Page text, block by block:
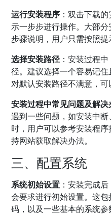
运行安装程序 ：双击下载
示一步步进行操作。大部
步骤说明，用户只需按照提
选择安装路径：安装过程
径。建议选择一个容易记
对默认安装路径不满意，可
安装过程中常见问题及解决
遇到一些问题，如安装中
时，用户可以参考安装程
持网站获取解决办法。
三、配置系统
系统初始设置 ：安装完成
会要求进行初始设置。这
码，以及一些基本的系统参